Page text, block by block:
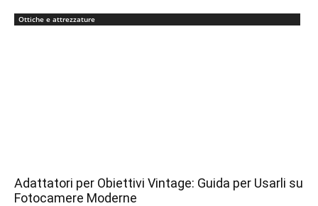
Ottiche e attrezzature
Adattatori per Obiettivi Vintage: Guida per Usarli su
Fotocamere Moderne